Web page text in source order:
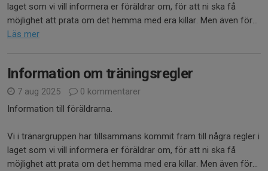
laget som vi vill informera er föräldrar om, för att ni ska få
möjlighet att prata om det hemma med era killar. Men även för...
Läs mer
Information om träningsregler
7 aug 2025
0 kommentarer
Information till föräldrarna.
Vi i tränargruppen har tillsammans kommit fram till några regler i
laget som vi vill informera er föräldrar om, för att ni ska få
möjlighet att prata om det hemma med era killar. Men även för...